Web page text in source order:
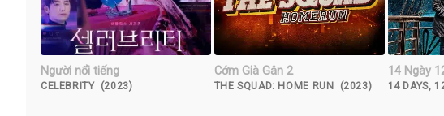
Người nổi tiếng
CELEBRITY (2023)
Cớm Già Gân 2
THE SQUAD: HOME RUN (2023)
14 Ngày
14 DAYS,